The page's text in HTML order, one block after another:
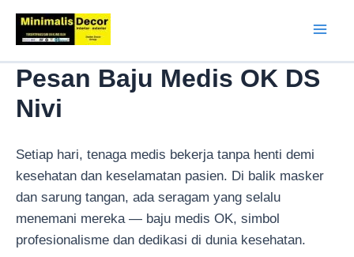
Lewati
Pesan Baju Medis OK DS
Nivi
Setiap hari, tenaga medis bekerja tanpa henti demi
kesehatan dan keselamatan pasien. Di balik masker
dan sarung tangan, ada seragam yang selalu
menemani mereka — baju medis OK, simbol
profesionalisme dan dedikasi di dunia kesehatan.